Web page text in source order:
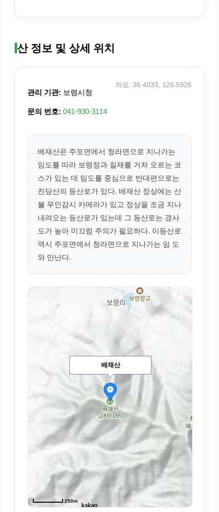
산 정보 및 상세 위치
관리 기관: 보령시청
문의 번호: 041-930-3114
좌표: 36.4033, 126.5926
배재산은 주포면에서 청라면으로 지나가는
임도를 따라 보령정과 질재를 거처 오르는 코
스가 있는 데 임도를 중심으로 반대편으로는
진당산의 등산로가 있다. 배재산 정상에는 산
불 무인감시 카메라가 있고 정상을 조금 지나
내려오는 등산로가 있는데 그 등산로는 경사
도가 높아 미끄럼 주의가 필요하다. 이등산로
역시 주포면에서 청라면으로 지나가는 임 도
와 만난다.
배재산
250m